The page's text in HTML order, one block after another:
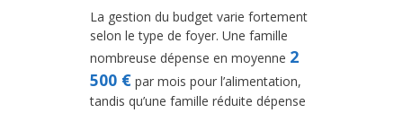
La gestion du budget varie fortement
selon le type de foyer. Une famille
nombreuse dépense en moyenne 2
500 € par mois pour l’alimentation,
tandis qu’une famille réduite dépense